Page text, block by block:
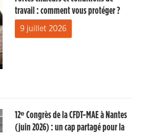
travail : comment vous protéger ?
9 juillet 2026
12ᵉ Congrès de la CFDT-MAE à Nantes
(juin 2026) : un cap partagé pour la